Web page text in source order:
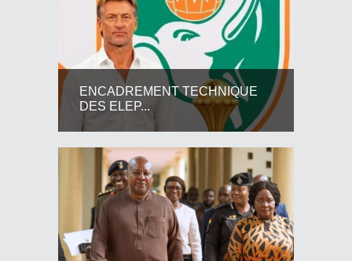
ENCADREMENT TECHNIQUE
DES ELEP...